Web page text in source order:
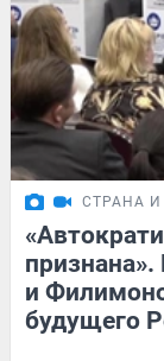
СТРАНА
и
будущего